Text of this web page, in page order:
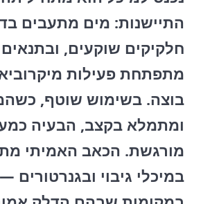
התיישנות: מים מתעבים
חלקיקים שוקעים,
מתפתחת פעילות
בוצה. בשימוש שוטף,
ומתמלא בקצב, הבעיה
מורגשת. הכאב האמיתי
במיכלי גיבוי ובגנרטורים